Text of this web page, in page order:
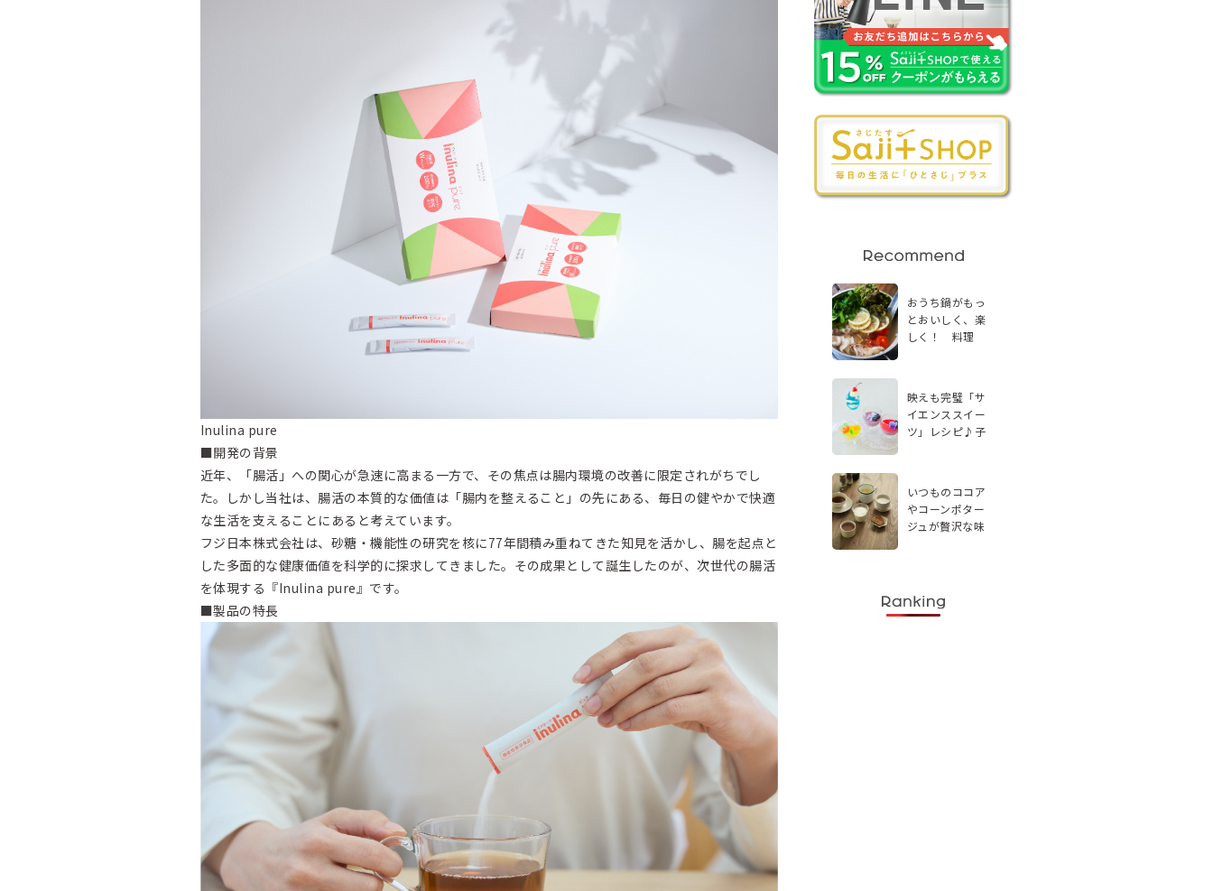
Inulina pure
■開発の背景
近年、「腸活」への関心が急速に高まる一方で、その焦点は腸内環境の改善に限定されがちでし
た。しかし当社は、腸活の本質的な価値は「腸内を整えること」の先にある、毎日の健やかで快適
な生活を支えることにあると考えています。
フジ日本株式会社は、砂糖・機能性の研究を核に77年間積み重ねてきた知見を活かし、腸を起点と
した多面的な健康価値を科学的に探求してきました。その成果として誕生したのが、次世代の腸活
を体現する『Inulina pure』です。
■製品の特長
おうち鍋がもっ
とおいしく、楽
しく！ 料理
映えも完璧「サ
イエンススイー
ツ」レシピ♪子
いつものココア
やコーンポター
ジュが贅沢な味